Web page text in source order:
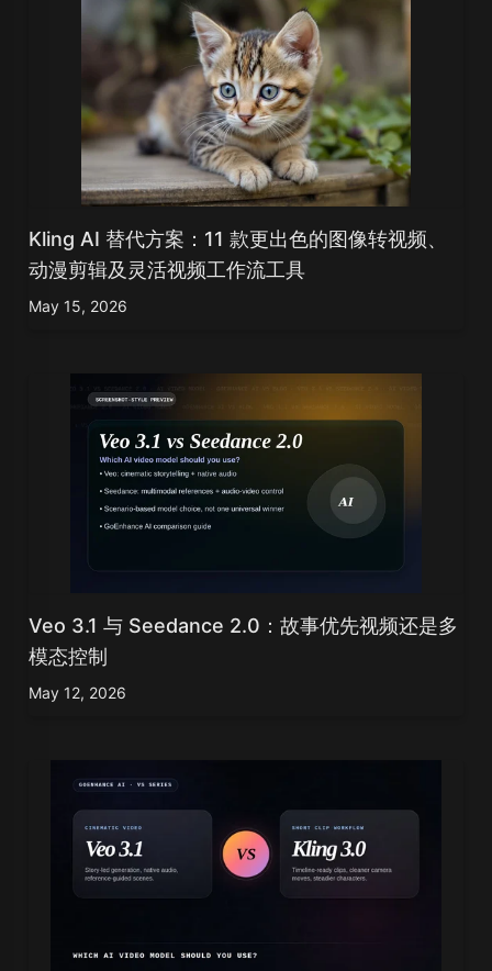
Kling AI 替代方案：11 款更出色的图像转视频、
动漫剪辑及灵活视频工作流工具
May 15, 2026
Veo 3.1 与 Seedance 2.0：故事优先视频还是多
模态控制
May 12, 2026